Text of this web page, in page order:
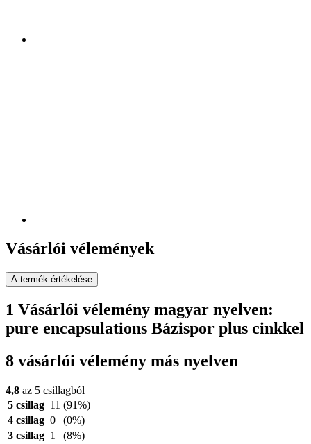
Vásárlói vélemények
A termék értékelése
1 Vásárlói vélemény magyar nyelven:
pure encapsulations Bázispor plus cinkkel
8 vásárlói vélemény más nyelven
4,8 az 5 csillagból
5 csillag 11 (91%)
4 csillag 0
(0%)
3 csillag 1 (8%)